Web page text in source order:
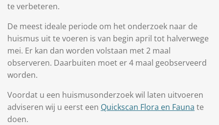
te verbeteren.
De meest ideale periode om het onderzoek naar de
huismus uit te voeren is van begin april tot halverwege
mei. Er kan dan worden volstaan met 2 maal
observeren. Daarbuiten moet er 4 maal geobserveerd
worden.
Voordat u een huismusonderzoek wil laten uitvoeren
adviseren wij u eerst een Quickscan Flora en Fauna te
doen.